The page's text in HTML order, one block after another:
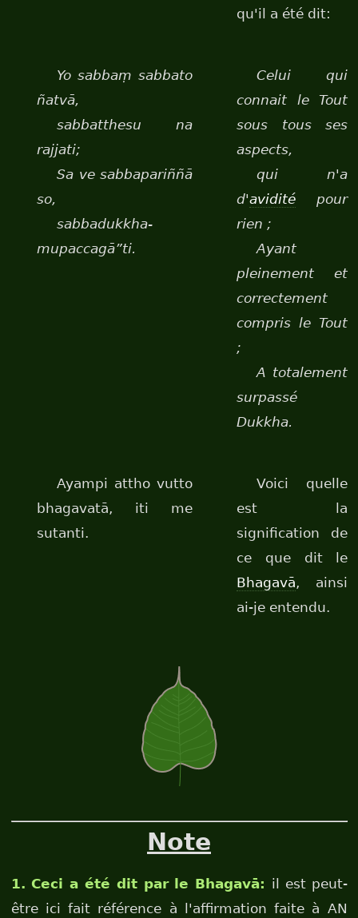
qu'il a été dit:
Yo sabbaṃ sabbato
ñatvā,
sabbatthesu na
rajjati;
Sa ve sabbapariññā
so,
sabba­duk­kha­
mupac­cagā”ti.
Celui qui
connait le Tout
sous tous ses
aspects,
qui n'a
d'avidité pour
rien ;
Ayant
pleinement et
correctement
compris le Tout
;
A totalement
surpassé
Dukkha.
Ayampi attho vutto
bhagavatā, iti me
sutanti.
Voici quelle
est la
signification de
ce que dit le
Bhagavā, ainsi
ai-je entendu.
Note
1. Ceci a été dit par le Bhagavā: il est peut-
être ici fait référence à l'affirmation faite à AN